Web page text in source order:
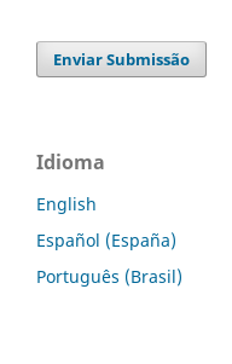
Enviar Submissão
Idioma
English
Español (España)
Português (Brasil)